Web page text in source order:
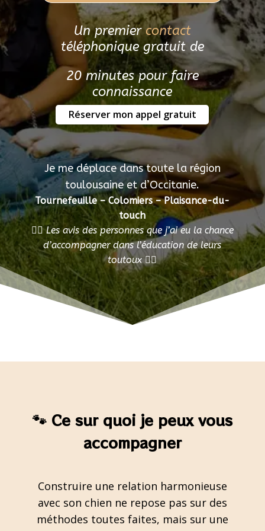
Un premiercontact
téléphonique gratuit de
20 minutes pour faire
connaissance
Réserver mon appel gratuit
Je me déplace dans toute la région
toulousaine et d’Occitanie.
Tournefeuille – Colomiers – Plaisance-du-
touch
👇🏻 Les avis des personnes que j’ai eu la chance
d’accompagner dans l’éducation de leurs
toutoux 👇🏻
🐾 Ce sur quoi je peux vous
accompagner
Construire une relation harmonieuse
avec son chien ne repose pas sur des
méthodes toutes faites, mais sur une